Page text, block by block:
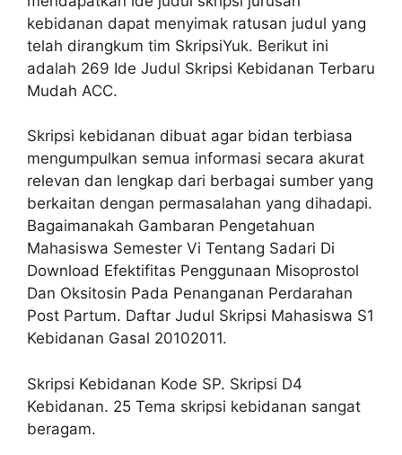
kebidanan dapat menyimak ratusan judul yang
telah dirangkum tim SkripsiYuk. Berikut ini
adalah 269 Ide Judul Skripsi Kebidanan Terbaru
Mudah ACC.
Skripsi kebidanan dibuat agar bidan terbiasa
mengumpulkan semua informasi secara akurat
relevan dan lengkap dari berbagai sumber yang
berkaitan dengan permasalahan yang dihadapi.
Bagaimanakah Gambaran Pengetahuan
Mahasiswa Semester Vi Tentang Sadari Di
Download Efektifitas Penggunaan Misoprostol
Dan Oksitosin Pada Penanganan Perdarahan
Post Partum. Daftar Judul Skripsi Mahasiswa S1
Kebidanan Gasal 20102011.
Skripsi Kebidanan Kode SP. Skripsi D4
Kebidanan. 25 Tema skripsi kebidanan sangat
beragam.